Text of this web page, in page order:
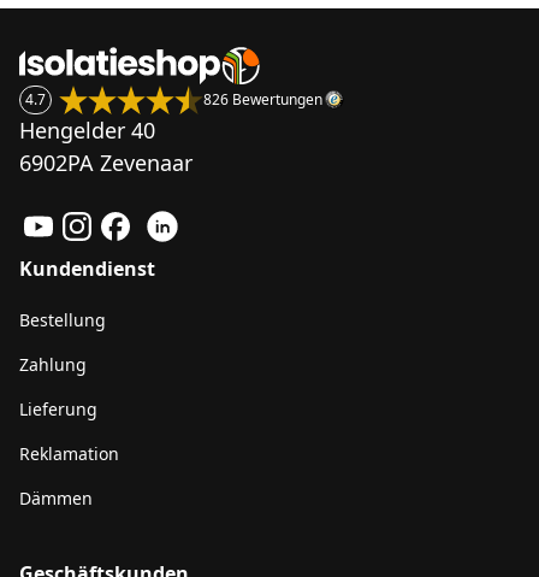
4.7 826 Bewertungen
Hengelder 40
6902PA Zevenaar
Kundendienst
Bestellung
Zahlung
Lieferung
Reklamation
Dämmen